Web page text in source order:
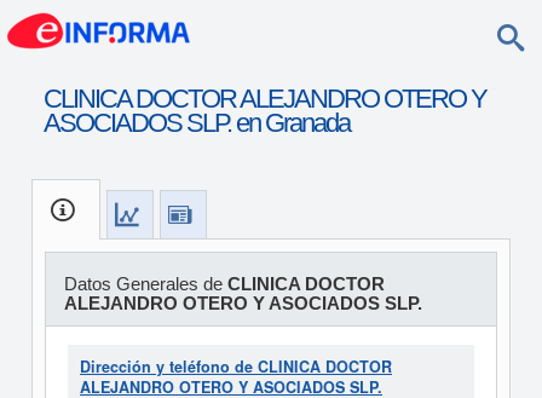
CLINICA DOCTOR ALEJANDRO OTERO Y
ASOCIADOS SLP. en Granada
Datos Generales de CLINICA DOCTOR
ALEJANDRO OTERO Y ASOCIADOS SLP.
Dirección y teléfono de CLINICA DOCTOR
ALEJANDRO OTERO Y ASOCIADOS SLP.